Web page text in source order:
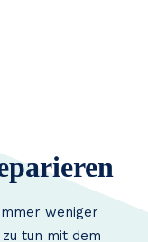
weniger
tun mit dem